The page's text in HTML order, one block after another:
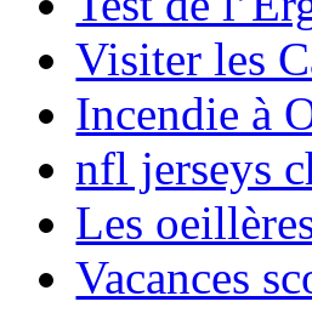
Visiter les
Incendie à
nfl jerseys
Les
Vacances